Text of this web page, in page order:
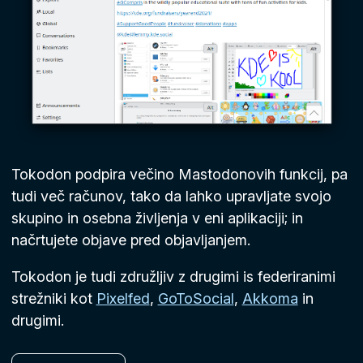
Tokodon podpira večino Mastodonovih funkcij, pa
tudi več računov, tako da lahko upravljate svojo
skupino in osebna življenja v eni aplikaciji; in
načrtujete objave pred objavljanjem.
Tokodon je tudi združljiv z drugimi is federiranimi
strežniki kot Pixelfed, GoToSocial, Akkoma in
drugimi.